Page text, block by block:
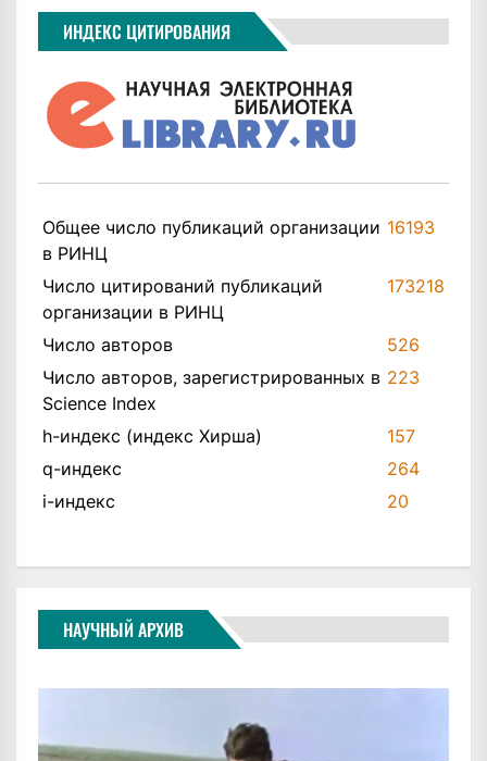
ИНДЕКС ЦИТИРОВАНИЯ
Общее число публикаций организации
в РИНЦ
16193
Число цитирований публикаций
организации в РИНЦ
173218
Число авторов
526
Число авторов, зарегистрированных в
Science Index
223
h-индекс (индекс Хирша)
157
q-индекс
264
i-индекс
20
НАУЧНЫЙ АРХИВ